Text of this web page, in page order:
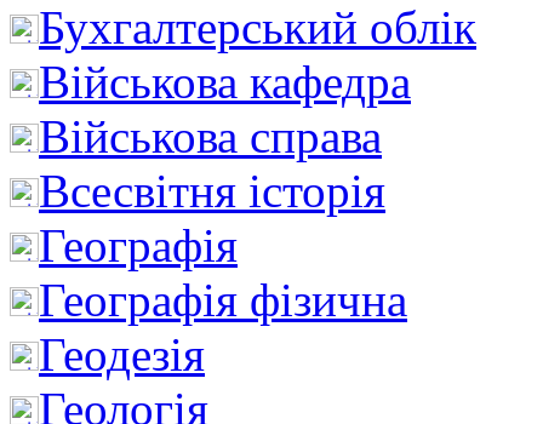
Бухгалтерський облік
Військова кафедра
Військова справа
Всесвітня історія
Географія
Географія фізична
Геодезія
Геологія